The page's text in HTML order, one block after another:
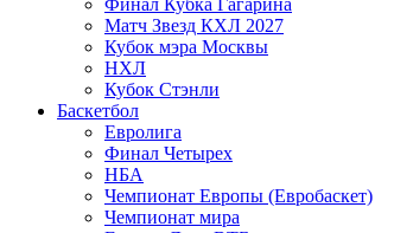
Финал Кубка Гагарина
Матч Звезд КХЛ 2027
Кубок мэра Москвы
НХЛ
Кубок Стэнли
Баскетбол
Евролига
Финал Четырех
НБА
Чемпионат Европы (Евробаскет)
Чемпионат мира